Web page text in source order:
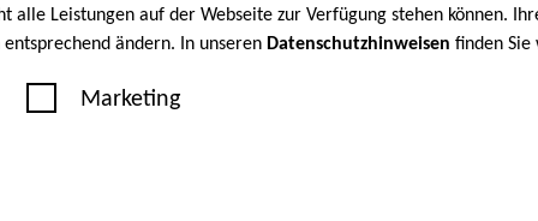
alle Leistungen auf der Webseite zur Verfügung stehen können.
ändern. In unseren Datenschutzhinweisen finden
Marketing
Scannen und Faxen. Die Funktionen des Farb- und Schwarz-Weiß-